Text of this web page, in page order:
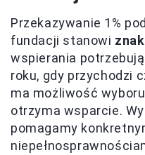
Przekazywanie 1%
fundacji stanowi
wspierania
roku, gdy przychodzi
ma możliwość
otrzyma wsparcie.
pomagamy